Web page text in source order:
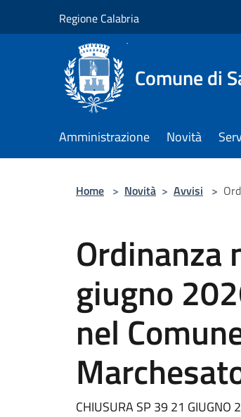
Regione Calabria
Comune di
Amministrazione Novità
Home > Novità > Avvisi >
Ordinanza
giugno
nel
CHIUSURA SP 39 21 GIUGNO